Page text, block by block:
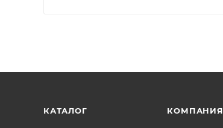
КАТАЛОГ КОМПАНИЯ